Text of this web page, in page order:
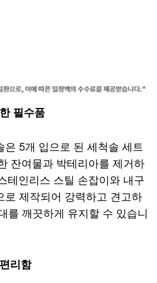
필수품
은 5개 입으로 된 세척솔 세트
잔여물과 박테리아를 제거하
테인리스 스틸 손잡이와 내구
로 제작되어 강력하고 견고하
를 깨끗하게 유지할 수 있습니
리함